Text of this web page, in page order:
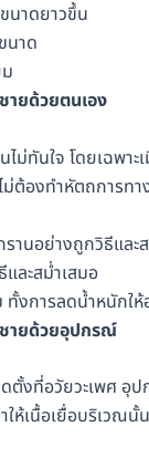
นาดยาวขึ้น
นาด
ายด้วยตนเอง
ไม่ทันใจ โดยเฉพ
ม่ต้องทำหัตถการท
านอย่างถูกวิธีและ
ละสม่ำเสมอ
งการลดน้ำหนักใ
ายด้วยอุปกรณ์
งที่อวัยวะเพศ อุ
ห้เนื้อเยื่อบริเวณ